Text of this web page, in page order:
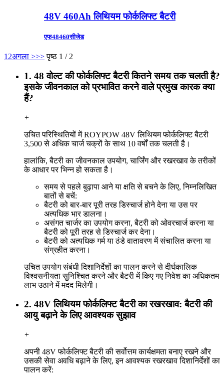
48V 460Ah लिथियम फोर्कलिफ्ट बैटरी
एफ48460सीजेड
1 2अगला >>> पृष्ठ 1 / 2
1. 48 वोल्ट की फोर्कलिफ्ट बैटरी कितने समय तक चलती है?
इसके जीवनकाल को प्रभावित करने वाले प्रमुख कारक क्या
हैं?
+
उचित परिस्थितियों में ROYPOW 48V लिथियम फोर्कलिफ्ट बैटरी
3,500 से अधिक चार्ज चक्रों के साथ 10 वर्षों तक चलती है।
हालांकि, बैटरी का जीवनकाल उपयोग, चार्जिंग और रखरखाव के तरीकों
के आधार पर भिन्न हो सकता है।
समय से पहले बुढ़ापा आने या क्षति से बचने के लिए, निम्नलिखित
बातों से बचें:
बैटरी को बार-बार पूरी तरह डिस्चार्ज होने देना या उस पर
अत्यधिक भार डालना।
असंगत चार्जर का उपयोग करना, बैटरी को ओवरचार्ज करना या
बैटरी को पूरी तरह से डिस्चार्ज कर देना।
बैटरी को अत्यधिक गर्म या ठंडे वातावरण में संचालित करना या
संग्रहीत करना।
उचित उपयोग संबंधी दिशानिर्देशों का पालन करने से दीर्घकालिक
विश्वसनीयता सुनिश्चित करने और बैटरी में किए गए निवेश का अधिकतम
लाभ उठाने में मदद मिलेगी।
2. 48V लिथियम फोर्कलिफ्ट बैटरी का रखरखाव: बैटरी की
आयु बढ़ाने के लिए आवश्यक सुझाव
+
अपनी 48V फोर्कलिफ्ट बैटरी की सर्वोत्तम कार्यक्षमता बनाए रखने और
उसकी सेवा अवधि बढ़ाने के लिए, इन आवश्यक रखरखाव दिशानिर्देशों का
पालन करें: